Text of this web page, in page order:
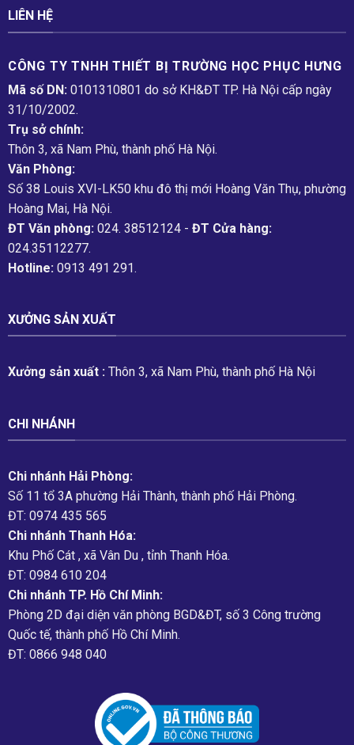
LIÊN HỆ
CÔNG TY TNHH THIẾT BỊ TRƯỜNG HỌC PHỤC H­ƯNG
Mã số DN: 0101310801 do sở KH&ĐT TP. Hà Nội cấp ngày
31/10/2002.
Trụ sở chính:
Thôn 3, xã Nam Phù, thành phố Hà Nội.
Văn Phòng:
Số 38 Louis XVI-LK50 khu đô thị mới Hoàng Văn Thụ, phường
Hoàng Mai, Hà Nội.
ĐT Văn phòng:024. 38512124 - ĐT Cửa hàng:
024.35112277.
Hotline:0913 491 291.
XƯỞNG SẢN XUẤT
Xưởng sản xuất :Thôn 3, xã Nam Phù, thành phố Hà Nội
CHI NHÁNH
Chi nhánh Hải Phòng:
Số 11 tổ 3A phường Hải Thành, thành phố Hải Phòng.
ĐT: 0974 435 565
Chi nhánh Thanh Hóa:
Khu Phố Cát , xã Vân Du , tỉnh Thanh Hóa.
ĐT: 0984 610 204
Chi nhánh TP. Hồ Chí Minh:
Phòng 2D đại diện văn phòng BGD&ĐT, số 3 Công trường
Quốc tế, thành phố Hồ Chí Minh.
ĐT: 0866 948 040